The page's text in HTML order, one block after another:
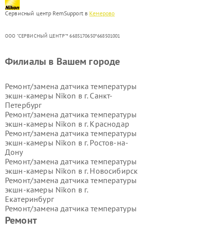
Сервисный центр RemSupport в Кемерово
ООО "СЕРВИСНЫЙ ЦЕНТР"* 6685170650*668501001
Ремонт
Филиалы в Вашем городе
Ремонт/замена датчика температуры
экшн-камеры Nikon в г. Санкт-
Петербург
Ремонт/замена датчика температуры
экшн-камеры Nikon в г. Краснодар
Ремонт/замена датчика температуры
экшн-камеры Nikon в г. Ростов-на-
Дону
Ремонт/замена датчика температуры
экшн-камеры Nikon в г. Новосибирск
Ремонт/замена датчика температуры
экшн-камеры Nikon в г.
Екатеринбург
Ремонт/замена датчика температуры
экшн-камеры Nikon в г.